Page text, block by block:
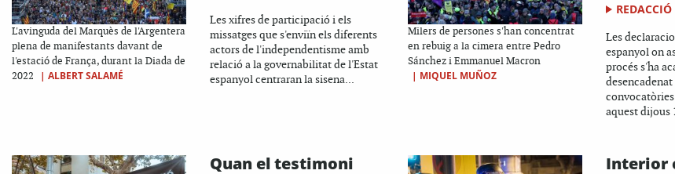
L'avinguda del Marquès de l'Argentera
plena de manifestants davant de
l'estació de França, durant la Diada de
2022
| ALBERT SALAMÉ
Les xifres de participació i els
missatges que s'enviïn els diferents
actors de l'independentisme amb
relació a la governabilitat de l'Estat
espanyol centraran la sisena...
Milers de persones s'han concentrat
en rebuig a la cimera entre Pedro
Sánchez i Emmanuel Macron
| MIQUEL MUÑOZ
Les
espanyol on
procés s'ha
aquest dijous
Quan el testimoni
Interior